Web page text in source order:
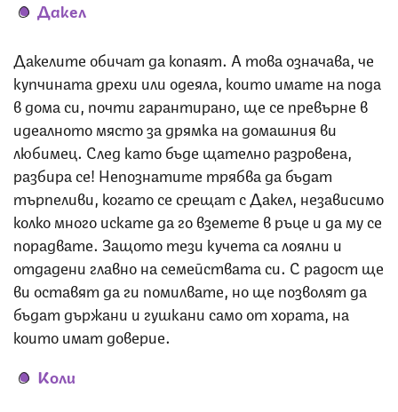
Дакел
Дакелите обичат да копаят. А това означава, че
купчината дрехи или одеяла, които имате на пода
в дома си, почти гарантирано, ще се превърне в
идеалното място за дрямка на домашния ви
любимец. След като бъде щателно разровена,
разбира се! Непознатите трябва да бъдат
търпеливи, когато се срещат с Дакел, независимо
колко много искате да го вземете в ръце и да му се
порадвате. Защото тези кучета са лоялни и
отдадени главно на семействата си. С радост ще
ви оставят да ги помилвате, но ще позволят да
бъдат държани и гушкани само от хората, на
които имат доверие.
Коли